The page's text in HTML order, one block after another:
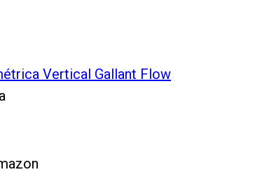
Vertical Gallant Flow